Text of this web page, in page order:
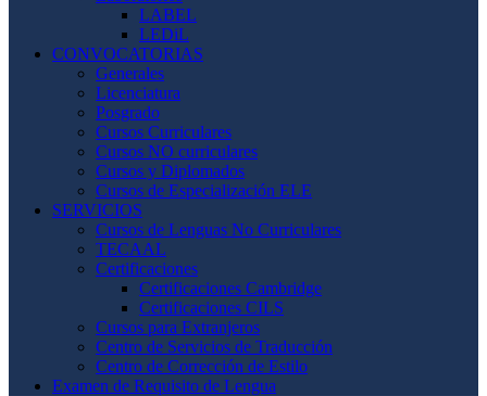
LABEL
LEDiL
CONVOCATORIAS
Generales
Licenciatura
Posgrado
Cursos Curriculares
Cursos NO curriculares
Cursos y Diplomados
Cursos de Especialización ELE
SERVICIOS
Cursos de Lenguas No Curriculares
TECAAL
Certificaciones
Certificaciones Cambridge
Certificaciones CILS
Cursos para Extranjeros
Centro de Servicios de Traducción
Centro de Corrección de Estilo
Examen de Requisito de Lengua